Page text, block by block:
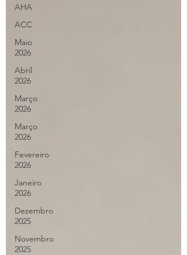
AHA
ACC
Maio
2026
Abril
2026
Março
2026
Março
2026
Fevereiro
2026
Janeiro
2026
Dezembro
2025
Novembro
2025